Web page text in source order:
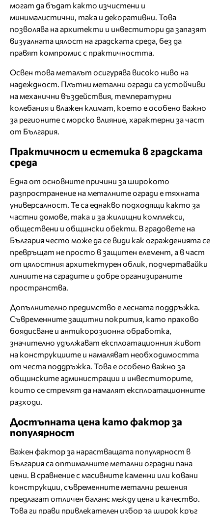
могат да бъдат както изчистени и
минималистични, така и декоративни. Това
позволява на архитекти и инвеститори да запазят
визуалната цялост на градската среда, без да
правят компромис с практичността.
Освен това металът осигурява високо ниво на
надеждност. Плътни метални огради са устойчиви
на механични въздействия, температурни
колебания и влажен климат, което е особено важно
за регионите с морско влияние, характерни за част
от България.
Практичност и естетика в градската
среда
Една от основните причини за широкото
разпространение на металните огради е тяхната
универсалност. Те са еднакво подходящи както за
частни домове, така и за жилищни комплекси,
обществени и общински обекти. В градовете на
България често може да се види как огражденията се
превръщат не просто в защитен елемент, а в част
от цялостния архитектурен облик, подчертавайки
линиите на сградите и добре организираните
пространства.
Допълнително предимство е лесната поддръжка.
Съвременните защитни покрития, като прахово
боядисване и антикорозионна обработка,
значително удължават експлоатационния живот
на конструкциите и намаляват необходимостта
от честа поддръжка. Това е особено важно за
общинските администрации и инвеститорите,
които се стремят да намалят експлоатационните
разходи.
Достъпната цена като фактор за
популярност
Важен фактор за нарастващата популярност в
България са оптималните метални оградни пана
цени. В сравнение с масивните каменни или ковани
конструкции, съвременните метални решения
предлагат отличен баланс между цена и качество.
Това ги прави привлекателен избор за широк кръг